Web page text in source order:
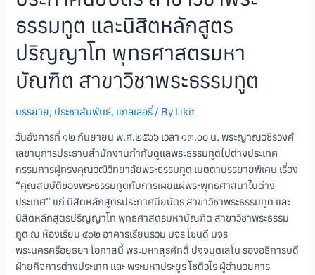
ธรรมทูต และนิสิตหลักสูตร
ปริญญาโท พุทธศาสตรมหา
บัณฑิต สาขาวิชาพระธรรมทูต
บรรยาย, ประชาสัมพันธ์, แกลเลอรี่ / By Likit
วันอังคารที่ ๑๒ กันยายน พ.ศ.๒๕๖๖ เวลา ๑๓.๐๐ น. พระญาณวชิรวงศ์
เลขานุการประธานสำนักงานกำกับดูแลพระธรรมทูตไปต่างประเทศ
กรรมการผู้ทรงคุณวุฒิวิทยาลัยพระธรรมทูต เมตตาบรรยายพิเศษ เรื่อง
“คุณสมบัติของพระธรรมทูตกับการเผยแผ่พระพุทธศาสนาในต่าง
ประเทศ” แก่ นิสิตหลักสูตรประกาศนียบัตร สาขาวิชาพระธรรมทูต และ
นิสิตหลักสูตรปริญญาโท พุทธศาสตรมหาบัณฑิต สาขาวิชาพระธรรม
ทูต ณ ห้องเรียน ๔๐๒ อาคารเรียนรวม มจร โซนดี มจร
พระนครศรีอยุธยา โอกาสนี้ พระมหาสุรศักดิ์ ปจฺจนฺตเสโน รองอธิการบดี
ฝ่ายกิจการต่างประเทศ และ พระมหาประยูร โชติวโร ผู้อำนวยการ